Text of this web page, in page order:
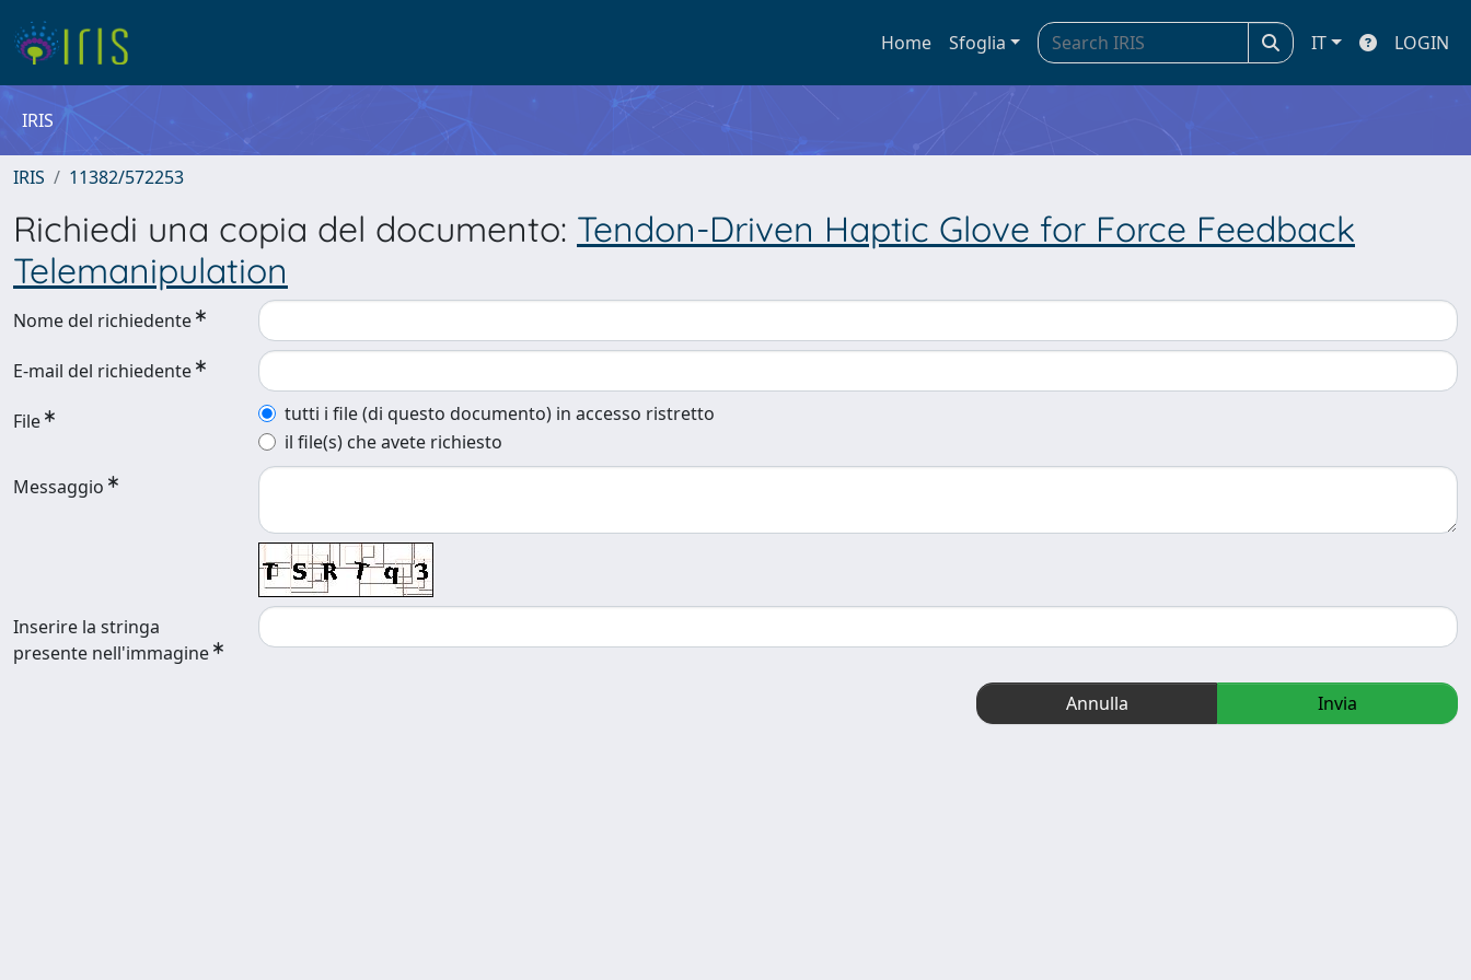
Home Sfoglia IT LOGIN
IRIS
IRIS 11382/572253
Richiedi una copia del documento: Tendon-Driven Haptic Glove for Force Feedback
Telemanipulation
Nome del richiedente
E-mail del richiedente
File
tutti i file (di questo documento) in accesso ristretto
il file(s) che avete richiesto
Messaggio
Inserire la stringa
presente nell'immagine
Annulla Invia